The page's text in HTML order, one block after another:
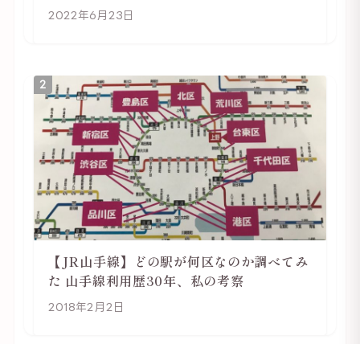
2022年6月23日
2
【JR山手線】どの駅が何区なのか調べてみ
た 山手線利用歴30年、私の考察
2018年2月2日